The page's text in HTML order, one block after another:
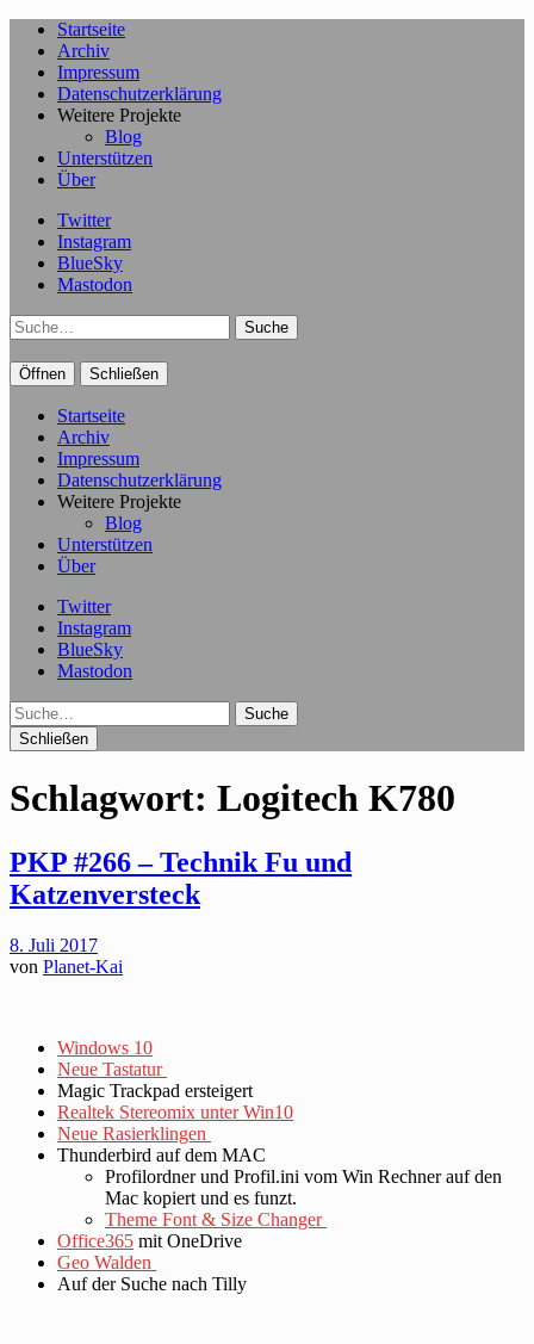
Startseite
Archiv
Impressum
Datenschutzerklärung
Weitere Projekte
Blog
Unterstützen
Über
Twitter
Instagram
BlueSky
Mastodon
Suche
Öffnen Schließen
Startseite
Archiv
Impressum
Datenschutzerklärung
Weitere Projekte
Blog
Unterstützen
Über
Twitter
Instagram
BlueSky
Mastodon
Suche
Schließen
Schlagwort: Logitech K780
PKP #266 – Technik Fu und
Katzenversteck
8. Juli 2017
von Planet-Kai
Windows 10
Neue Tastatur
Magic Trackpad ersteigert
Realtek Stereomix unter Win10
Neue Rasierklingen
Thunderbird auf dem MAC
Profilordner und Profil.ini vom Win Rechner auf den
Mac kopiert und es funzt.
Theme Font & Size Changer
Office365 mit OneDrive
Geo Walden
Auf der Suche nach Tilly